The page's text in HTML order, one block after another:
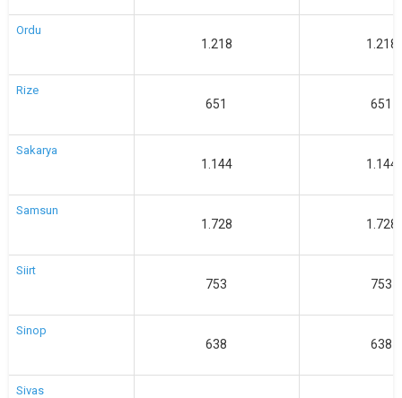
Ordu
1.218 1.218
Rize
651 651
Sakarya
1.144 1.144
Samsun
1.728 1.728
Siirt
753 753
Sinop
638 638
Sivas